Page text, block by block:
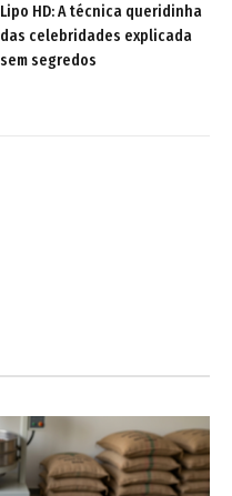
Lipo HD: A técnica queridinha
das celebridades explicada
sem segredos